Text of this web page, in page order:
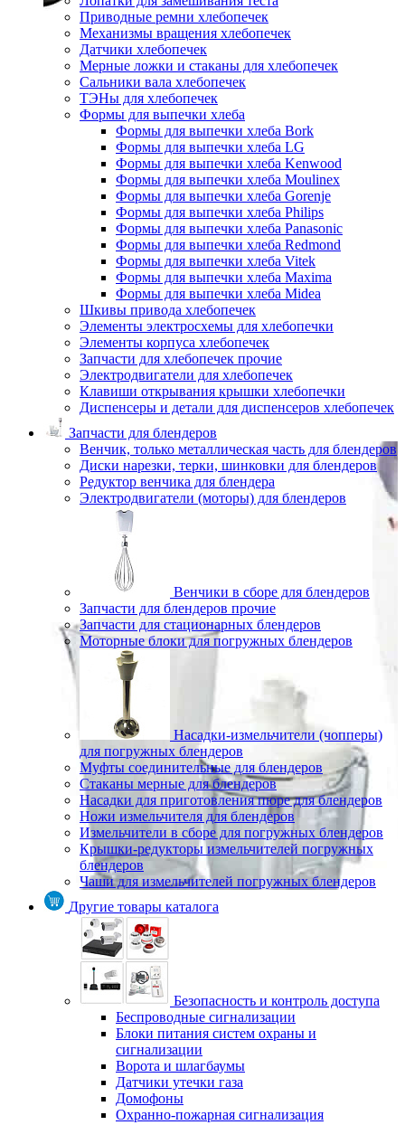
Приводные ремни хлебопечек
Механизмы вращения хлебопечек
Датчики хлебопечек
Мерные ложки и стаканы для хлебопечек
Сальники вала хлебопечек
ТЭНы для хлебопечек
Формы для выпечки хлеба
Формы для выпечки хлеба Bork
Формы для выпечки хлеба LG
Формы для выпечки хлеба Kenwood
Формы для выпечки хлеба Moulinex
Формы для выпечки хлеба Gorenje
Формы для выпечки хлеба Philips
Формы для выпечки хлеба Panasonic
Формы для выпечки хлеба Redmond
Формы для выпечки хлеба Vitek
Формы для выпечки хлеба Maxima
Формы для выпечки хлеба Midea
Шкивы привода хлебопечек
Элементы электросхемы для хлебопечки
Элементы корпуса хлебопечек
Запчасти для хлебопечек прочие
Электродвигатели для хлебопечек
Клавиши открывания крышки хлебопечки
Диспенсеры и детали для диспенсеров хлебопечек
Запчасти для блендеров
Венчик, только металлическая часть для блендеров
Диски нарезки, терки, шинковки для блендеров
Редуктор венчика для блендера
Электродвигатели (моторы) для блендеров
Венчики в сборе для блендеров
Запчасти для блендеров прочие
Запчасти для стационарных блендеров
Моторные блоки для погружных блендеров
Насадки-измельчители (чопперы)
для погружных блендеров
Муфты соединительные для блендеров
Стаканы мерные для блендеров
Насадки для приготовления пюре для блендеров
Ножи измельчителя для блендеров
Измельчители в сборе для погружных блендеров
Крышки-редукторы измельчителей погружных
блендеров
Чаши для измельчителей погружных блендеров
Другие товары каталога
Безопасность и контроль доступа
Беспроводные сигнализации
Блоки питания систем охраны и
сигнализации
Ворота и шлагбаумы
Датчики утечки газа
Домофоны
Охранно-пожарная сигнализация